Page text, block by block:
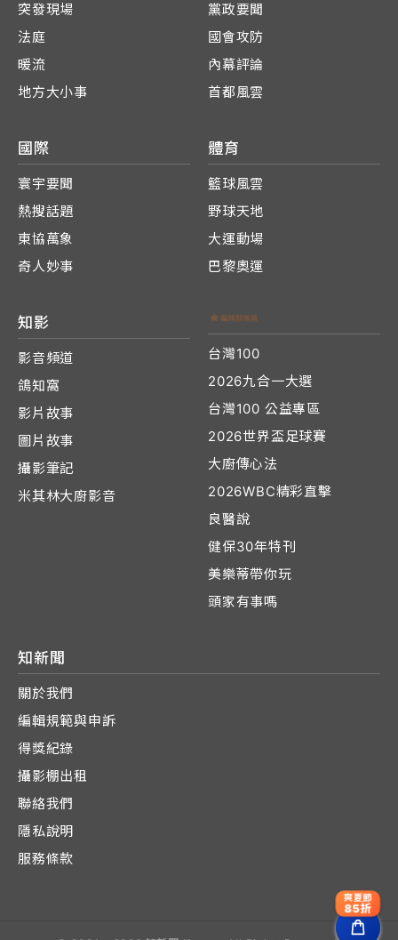
突發現場
法庭
暖流
地方大小事
黨政要聞
國會攻防
內幕評論
首都風雲
國際
寰宇要聞
熱搜話題
東協萬象
奇人妙事
體育
籃球風雲
野球天地
大運動場
巴黎奧運
知影
影音頻道
鴿知窩
影片故事
圖片故事
攝影筆記
米其林大廚影音
台灣100
2026九合一大選
台灣100 公益專區
2026世界盃足球賽
大廚傳心法
2026WBC精彩直擊
良醫說
健保30年特刊
美樂蒂帶你玩
頭家有事嗎
知新聞
關於我們
編輯規範與申訴
得獎紀錄
攝影棚出租
聯絡我們
隱私說明
服務條款
爽夏節
85折